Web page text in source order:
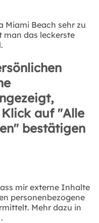
Miami Beach sehr zu
man das leckerste
auf "Alle
bestätigen
mir externe Inhalte
personenbezogene
Mehr dazu in
.